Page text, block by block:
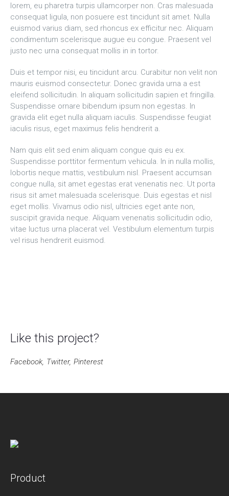
lorem, eu pharetra turpis ullamcorper non. Cras malesuada
consequat ligula, non posuere est tincidunt sit amet. Nulla
euismod varius diam, sed rhoncus ex efficitur nec. Aliquam
condimentum scelerisque augue eu congue. Praesent vel
justo nec urna consequat mollis in in tortor.
Duis et tempor nisi, eu tincidunt arcu. Curabitur non velit non
mauris euismod consectetur. Donec gravida urna a est
eleifend sollicitudin. In aliquam sollicitudin sapien et fringilla.
Suspendisse ornare bibendum ipsum non egestas. In
gravida elit eget nulla aliquam iaculis. Suspendisse feugiat
iaculis risus, eget maximus felis hendrerit a.
Nam quis elit sed enim aliquam congue quis eu ex.
Suspendisse porttitor fermentum vehicula. In in nulla mollis,
lobortis neque mattis, vestibulum nisl. Praesent accumsan
congue nulla, sit amet egestas erat venenatis nec. Ut porta
risus sit amet malesuada scelerisque. Duis egestas et nisl
eget mollis. Vivamus odio nisl, ultricies eget ante non,
suscipit gravida neque. Aliquam venenatis sollicitudin odio,
vitae luctus urna placerat vel. Vestibulum elementum turpis
vel risus hendrerit euismod.
Like this project?
Facebook Twitter Pinterest
Product